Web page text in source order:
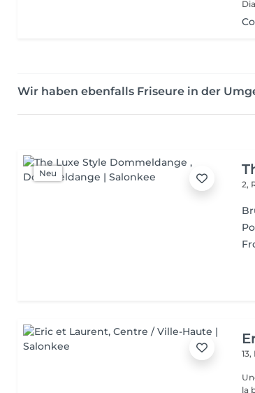
Wir haben ebenfalls Friseure in der
Neu
2,
la